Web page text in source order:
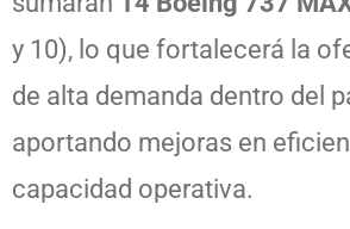
y 10), lo que fortalecerá la
de alta demanda dentro del
aportando mejoras en
capacidad operativa.